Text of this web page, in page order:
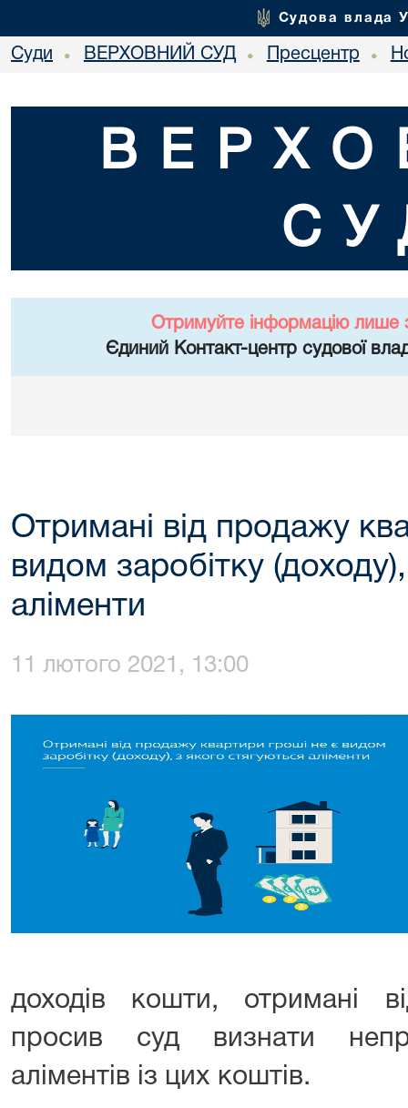
Судова влада
Суди • ВЕРХОВНИЙ СУД • Пресцентр •
Отримуйте інформацію лише
Єдиний Контакт-центр судової
Отримані від продажу
видом заробітку
аліменти
11 лютого 2021, 13:00
доходів кошти, отримані
просив суд визнати
аліментів із цих коштів.